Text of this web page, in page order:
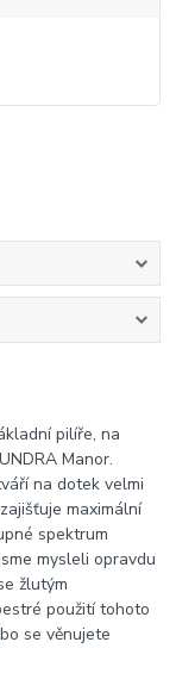
pilíře, na
Manor.
na dotek velmi
maximální
spektrum
mysleli opravdu
žlutým
použití tohoto
se věnujete